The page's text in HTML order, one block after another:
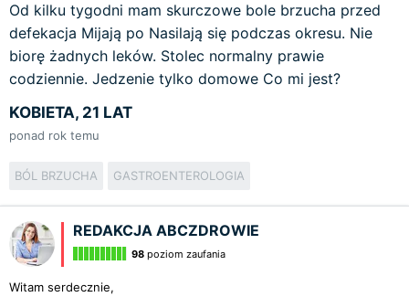
Od kilku tygodni mam skurczowe bole brzucha przed
defekacja Mijają po Nasilają się podczas okresu. Nie
biorę żadnych leków. Stolec normalny prawie
codziennie. Jedzenie tylko domowe Co mi jest?
KOBIETA, 21 LAT
ponad rok temu
BÓL BRZUCHA GASTROENTEROLOGIA
REDAKCJA ABCZDROWIE
98 poziom zaufania
Witam serdecznie,